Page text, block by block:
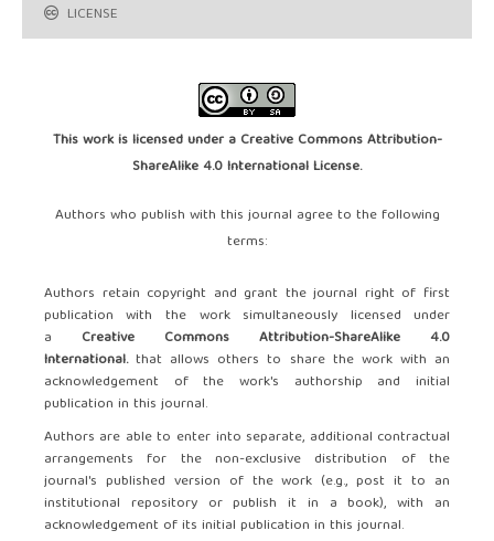
LICENSE
This work is licensed under a Creative Commons Attribution-
ShareAlike 4.0 International License.
Authors who publish with this journal agree to the following
terms:
Authors retain copyright and grant the journal right of first
publication with the work simultaneously licensed under
a Creative Commons Attribution-ShareAlike 4.0
International.that allows others to share the work with an
acknowledgement of the work's authorship and initial
publication in this journal.
Authors are able to enter into separate, additional contractual
arrangements for the non-exclusive distribution of the
journal's published version of the work (e.g., post it to an
institutional repository or publish it in a book), with an
acknowledgement of its initial publication in this journal.